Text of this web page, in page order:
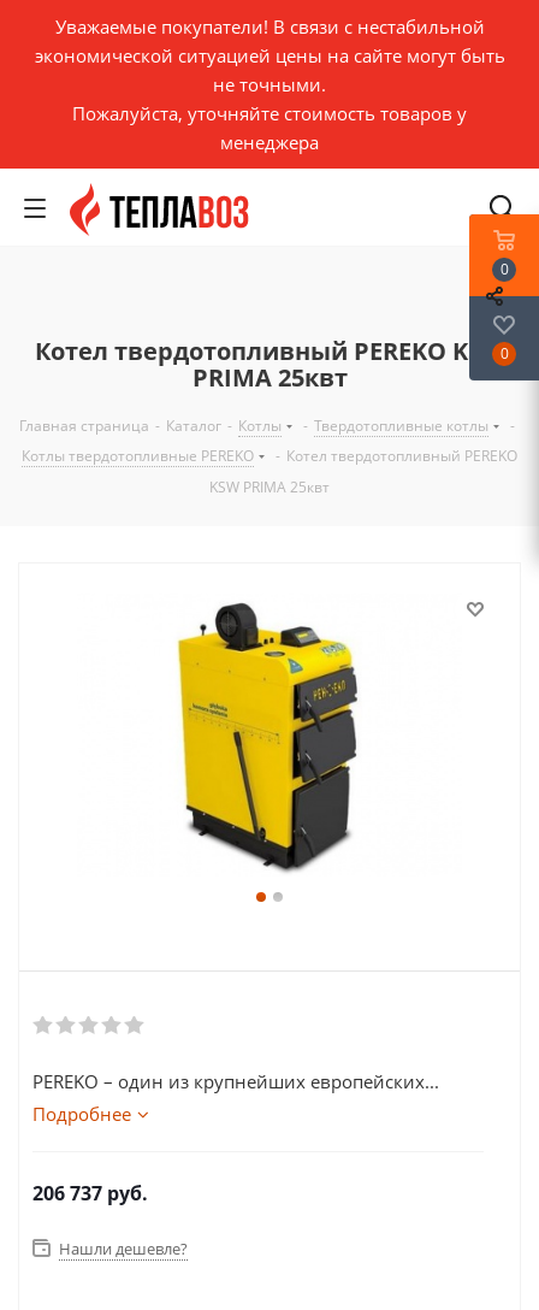
Уважаемые покупатели! В связи с нестабильной
экономической ситуацией цены на сайте могут быть
не точными.
Пожалуйста, уточняйте стоимость товаров у
менеджера
Котел твердотопливный PEREKO KSW
PRIMA 25квт
Главная страница - Каталог - Котлы - Твердотопливные котлы
-
Котлы твердотопливные PEREKO
- Котел твердотопливный PEREKO
KSW PRIMA 25квт
PEREKO – один из крупнейших европейских...
Подробнее
206 737 руб.
Нашли дешевле?
0
0